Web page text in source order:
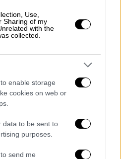
Use,
Sharing of my
with the
collected.
enable storage
cookies on web or
data to be sent to
purposes.
send me
είδαμε τους λαϊκούς
διαδηλώνουν για τα